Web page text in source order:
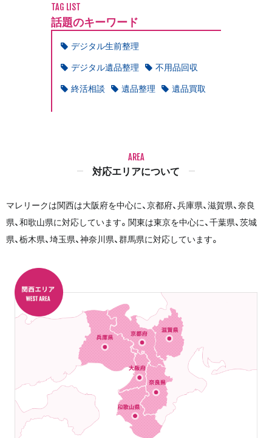
TAG LIST
話題のキーワード
デジタル生前整理
デジタル遺品整理
不用品回収
終活相談
遺品整理 遺品買取
AREA
対応エリアについて
マレリークは関西は大阪府を中心に、京都府、兵庫県、滋賀県、奈良
県、和歌山県に対応しています。関東は東京を中心に、千葉県、茨城
県、栃木県、埼玉県、神奈川県、群馬県に対応しています。